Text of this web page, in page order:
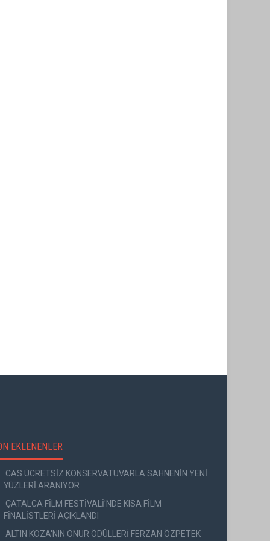
EKLENENLER
CAS ÜCRETSİZ KONSERVATUVARLA SAHNENİN YENİ
YÜZLERİ ARANIYOR
ÇATALCA FİLM FESTİVALİ'NDE KISA FİLM
FİNALİSTLERİ AÇIKLANDI
ALTIN KOZA'NIN ONUR ÖDÜLLERİ FERZAN ÖZPETEK